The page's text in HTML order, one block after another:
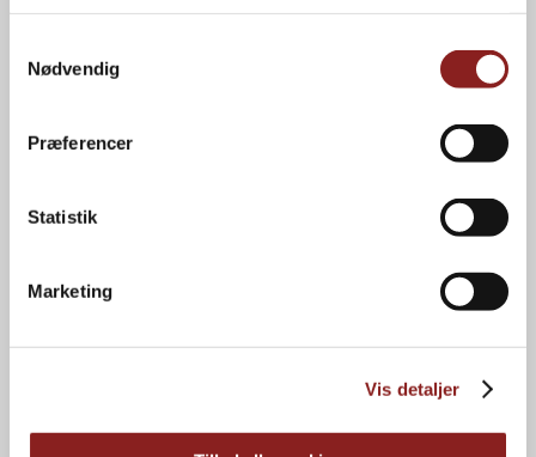
Nødvendig
Præferencer
Statistik
Marketing
Vis detaljer
Professionelle
Brands
Om os
INFORMATION
Cookiepolitik
Kataloger